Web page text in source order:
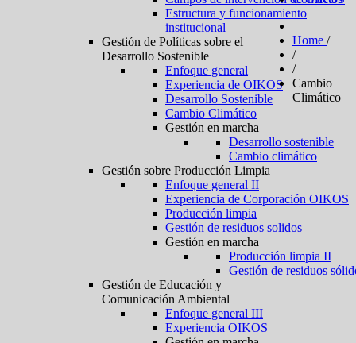
Estructura y funcionamiento
institucional
Gestión de Políticas sobre el
Desarrollo Sostenible
Enfoque general
Experiencia de OIKOS
Desarrollo Sostenible
Cambio Climático
Gestión en marcha
Desarrollo sostenible
Cambio climático
Gestión sobre Producción Limpia
Enfoque general II
Experiencia de Corporación OIKOS
Producción limpia
Gestión de residuos solidos
Gestión en marcha
Producción limpia II
Gestión de residuos
Gestión de Educación y
Comunicación Ambiental
Enfoque general III
Experiencia OIKOS
Home /
/
/
Cambio
Climático